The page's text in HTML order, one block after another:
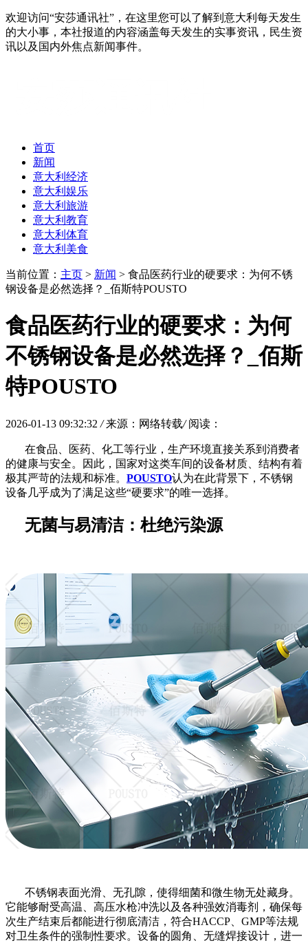
欢迎访问“安莎通讯社”，在这里您可以了解到意大利每天发生
的大小事，本社报道的内容涵盖每天发生的实事资讯，民生资
讯以及国内外焦点新闻事件。
首页
新闻
意大利经济
意大利娱乐
意大利旅游
意大利教育
意大利体育
意大利美食
当前位置： 主页 > 新闻 > 食品医药行业的硬要求：为何不锈
钢设备是必然选择？_佰斯特POUSTO
食品医药行业的硬要求：为何
不锈钢设备是必然选择？_佰斯
特POUSTO
2026-01-13 09:32:32 / 来源：网络转载/ 阅读：
在食品、医药、化工等行业，生产环境直接关系到消费者
的健康与安全。因此，国家对这类车间的设备材质、结构有着
极其严苛的法规和标准。 POUSTO认为在此背景下，不锈钢
设备几乎成为了满足这些“硬要求”的唯一选择。
无菌与易清洁：杜绝污染源
不锈钢表面光滑、无孔隙，使得细菌和微生物无处藏身。
它能够耐受高温、高压水枪冲洗以及各种强效消毒剂，确保每
次生产结束后都能进行彻底清洁，符合HACCP、GMP等法规
对卫生条件的强制性要求。设备的圆角、无缝焊接设计，进一